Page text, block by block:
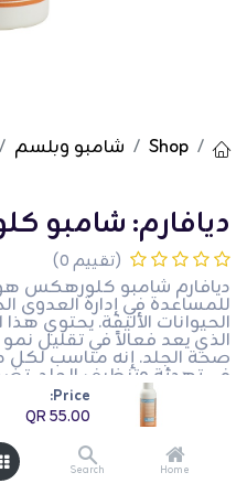
Price:
55.00
Home
Search
Shop شامبو وبلسم
ديافارم: شامبو
(تقييم 0)
ديافارم شامبو
للمساعدة في إدارة العدوى
الحيوانات الأليفة. يحتوي
الذي يعد فعالاً في تقليل
صحة الجلد. إنه مناسب
في تهدئة وتنظيف الجلد.
الاستخدام علاجًا فعالًا
مثالي لأصحاب الحيوانات
وعلاج العدوى الجلدية في
55.00
QR